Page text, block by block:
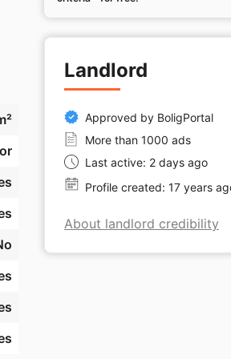
Landlord
Approved by BoligPortal
More than 1000 ads
Last active: 2 days ago
Profile created: 17 years
About landlord credibility